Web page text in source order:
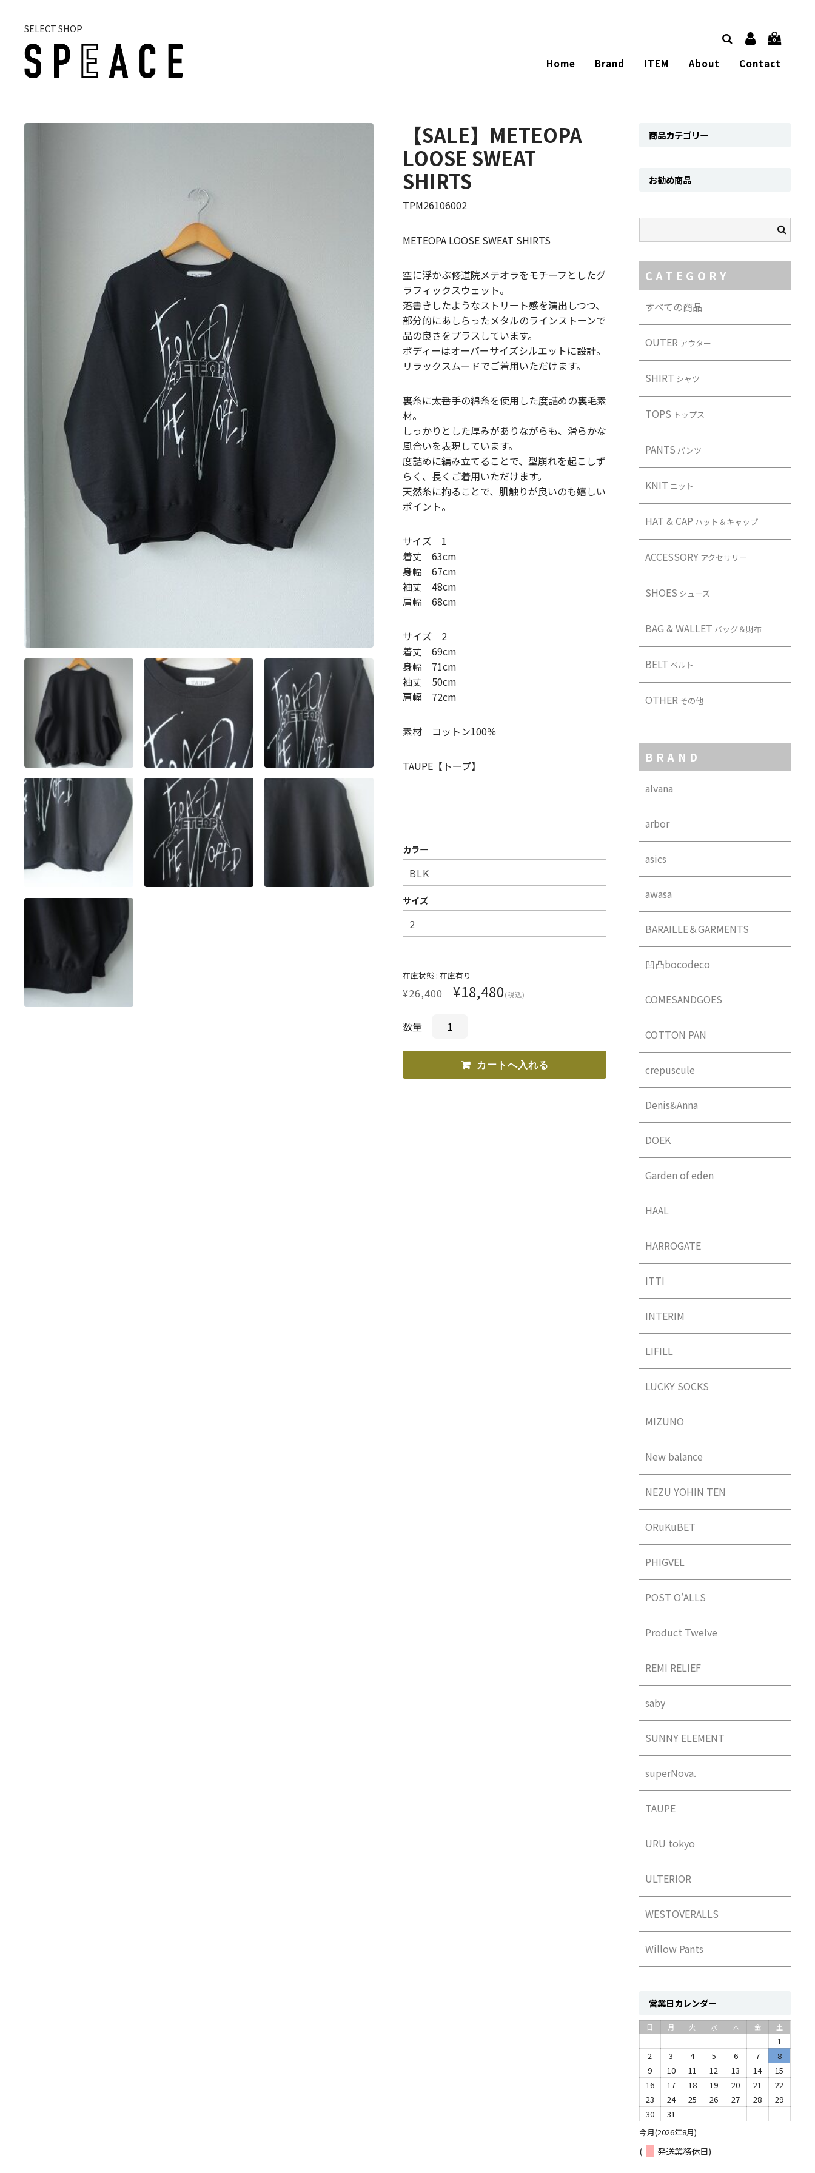
SELECT SHOP
0
Home Brand ITEM About Contact
【SALE】METEOPA
LOOSE SWEAT
SHIRTS
TPM26106002
METEOPA LOOSE SWEAT SHIRTS
空に浮かぶ修道院メテオラをモチーフとしたグ
ラフィックスウェット。
落書きしたようなストリート感を演出しつつ、
部分的にあしらったメタルのラインストーンで
品の良さをプラスしています。
ボディーはオーバーサイズシルエットに設計。
リラックスムードでご着用いただけます。
裏糸に太番手の綿糸を使用した度詰めの裏毛素
材。
しっかりとした厚みがありながらも、滑らかな
風合いを表現しています。
度詰めに編み立てることで、型崩れを起こしず
らく、長くご着用いただけます。
天然糸に拘ることで、肌触りが良いのも嬉しい
ポイント。
サイズ 1
着丈 63cm
身幅 67cm
袖丈 48cm
肩幅 68cm
サイズ 2
着丈 69cm
身幅 71cm
袖丈 50cm
肩幅 72cm
素材 コットン100％
TAUPE【トープ】
カラー
サイズ
在庫状態 :在庫有り
¥26,400 ¥18,480(税込)
数量
商品カテゴリー
お勧め商品
CATEGORY
すべての商品
OUTERアウター
SHIRT シャツ
TOPS トップス
PANTS パンツ
KNIT ニット
HAT & CAP ハット＆キャップ
ACCESSORYアクセサリー
SHOES シューズ
BAG & WALLET バッグ＆財布
BELT ベルト
OTHERその他
BRAND
alvana
arbor
asics
awasa
BARAILLE＆GARMENTS
凹凸bocodeco
COMESANDGOES
COTTON PAN
crepuscule
Denis&Anna
DOEK
Garden of eden
HAAL
HARROGATE
ITTI
INTERIM
LIFILL
LUCKY SOCKS
MIZUNO
New balance
NEZU YOHIN TEN
ORuKuBET
PHIGVEL
POST O'ALLS
Product Twelve
REMI RELIEF
saby
SUNNY ELEMENT
superNova.
TAUPE
URU tokyo
ULTERIOR
WESTOVERALLS
Willow Pants
営業日カレンダー
今月(2026年8月)
日 月 火 水 木 金 土
1
2
3 4 5 6 7
8
9
10 11 12 13 14
15
16
17 18 19 20 21
22
23
24 25 26 27 28
29
30
31
( 発送業務休日)